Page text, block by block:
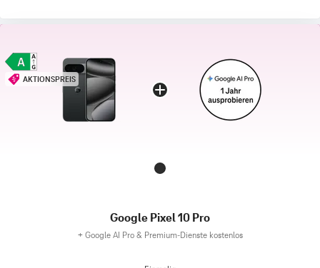
AKTIONSPREIS
Google Pixel 10 Pro
+ Google AI Pro & Premium-Dienste kostenlos